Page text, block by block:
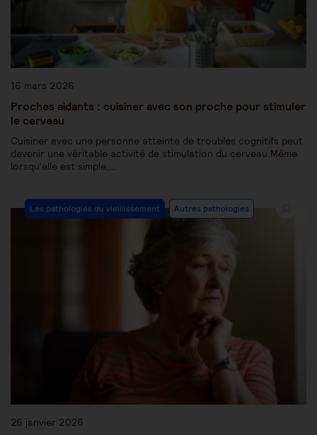
16 mars 2026
Proches aidants : cuisiner avec son proche pour stimuler
le cerveau
Cuisiner avec une personne atteinte de troubles cognitifs peut
devenir une véritable activité de stimulation du cerveau.Même
lorsqu’elle est simple,…
Les pathologies du vieillissement Autres pathologies
26 janvier 2026